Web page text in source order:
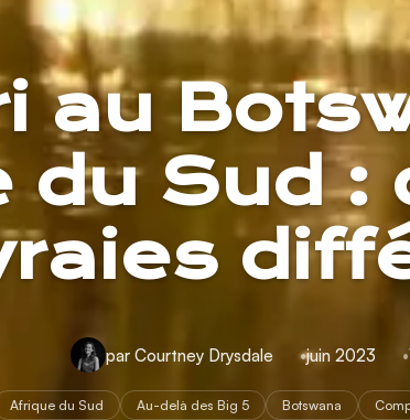
au
du Sud :
par Courtney Drysdale juin 2023
Afrique du Sud Au-delà des Big 5 Botswana